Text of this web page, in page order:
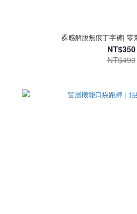
裸感解脫無痕丁字褲| 零
NT$350
NT$490